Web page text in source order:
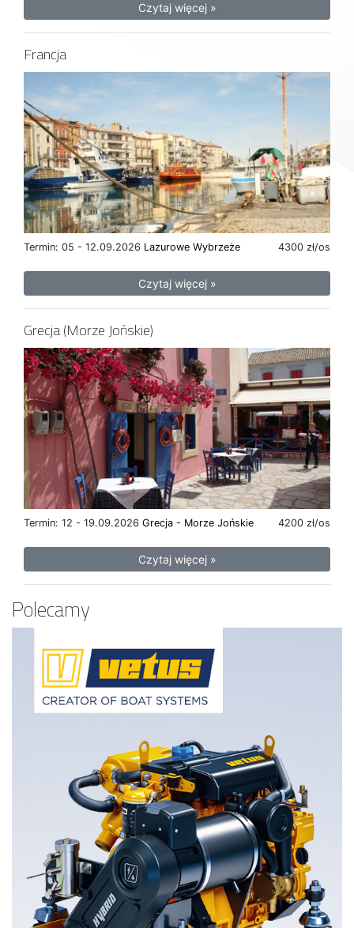
Czytaj więcej »
Francja
Termin: 05 - 12.09.2026 4300 zł/os
Lazurowe Wybrzeże
Czytaj więcej »
Grecja (Morze Jońskie)
Termin: 12 - 19.09.2026 4200 zł/os
Grecja - Morze Jońskie
Czytaj więcej »
Polecamy